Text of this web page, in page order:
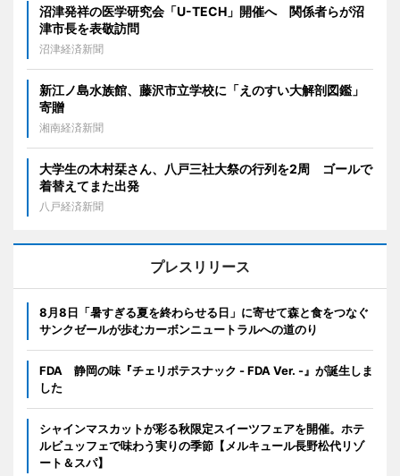
沼津発祥の医学研究会「U-TECH」開催へ 関係者らが沼
津市長を表敬訪問
沼津経済新聞
新江ノ島水族館、藤沢市立学校に「えのすい大解剖図鑑」
寄贈
湘南経済新聞
大学生の木村栞さん、八戸三社大祭の行列を2周 ゴールで
着替えてまた出発
八戸経済新聞
プレスリリース
8月8日「暑すぎる夏を終わらせる日」に寄せて森と食をつなぐ
サンクゼールが歩むカーボンニュートラルへの道のり
FDA 静岡の味『チェリポテスナック - FDA Ver. -』が誕生しま
した
シャインマスカットが彩る秋限定スイーツフェアを開催。ホテ
ルビュッフェで味わう実りの季節【メルキュール長野松代リゾ
ート＆スパ】